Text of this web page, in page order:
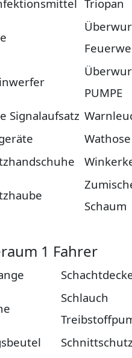
Triopan
PUMPE
Signalaufsatz
Wathose
Schaum
Schlauch